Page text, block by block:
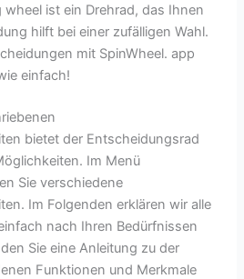
wheel ist ein Drehrad, das Ihnen
hilft bei einer zufälligen Wahl.
mit SpinWheel. app
einfach!
bietet der Entscheidungsrad
Im Menü
Sie verschiedene
Im Folgenden erklären wir alle
nach Ihren Bedürfnissen
Sie eine Anleitung zu der
Funktionen und Merkmale